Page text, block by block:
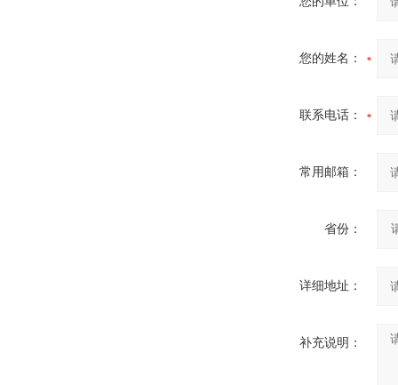
您的姓名：
联系电话：
常用邮箱：
省份：
详细地址：
补充说明：